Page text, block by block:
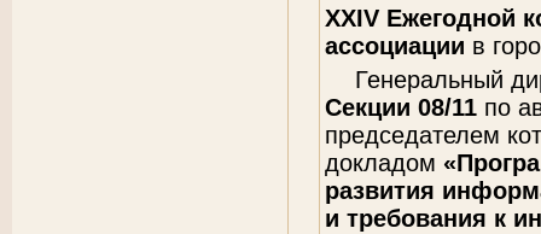
XXIV Ежегодной
ассоциации в
Генеральный
Секции 08/11 по
председателем
докладом
развития
и требования к